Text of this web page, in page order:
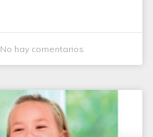
No hay comentarios